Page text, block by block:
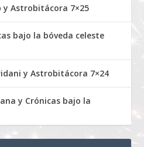
y Astrobitácora 7×25
bajo la bóveda celeste
y Astrobitácora 7×24
y Crónicas bajo la